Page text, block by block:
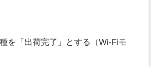
を「出荷完了」とする（Wi-Fiモ